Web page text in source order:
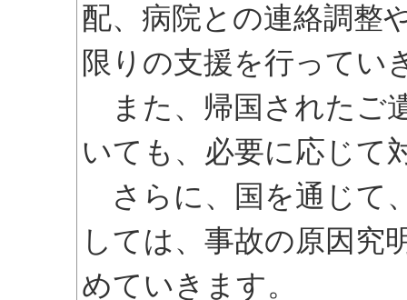
配、病院との連絡調整
限りの支援を行ってい
また、帰国されたご
いても、必要に応じて
さらに、国を通じて
しては、事故の原因究
めていきます。